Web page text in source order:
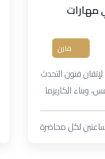
مهارات
قارن
فنون التحدث
وبناء الكاريزما
ساعتين لكل محاضرة